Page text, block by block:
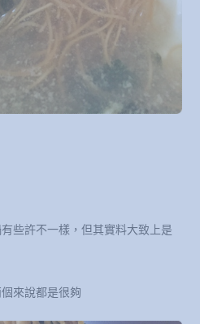
些許不一樣，但其實料大致上是
來說都是很夠